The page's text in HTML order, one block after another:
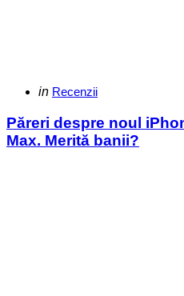
Categories
Posted
in Recenzii
Păreri despre noul
Max. Merită banii?